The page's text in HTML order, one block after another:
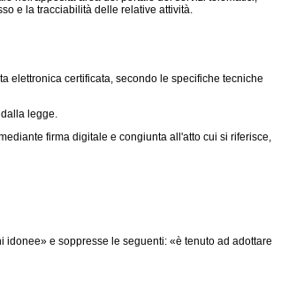
e la tracciabilità delle relative attività.
elettronica certificata, secondo le specifiche tecniche
legge.
firma digitale e congiunta all'atto cui si riferisce,
idonee» e soppresse le seguenti: «è tenuto ad adottare